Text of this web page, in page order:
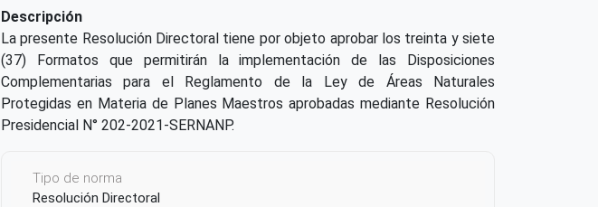
Descripción
La presente Resolución Directoral tiene por objeto aprobar los treinta y siete
(37) Formatos que permitirán la implementación de las Disposiciones
Complementarias para el Reglamento de la Ley de Áreas Naturales
Protegidas en Materia de Planes Maestros aprobadas mediante Resolución
Presidencial N° 202-2021-SERNANP.
Tipo de norma
Resolución Directoral